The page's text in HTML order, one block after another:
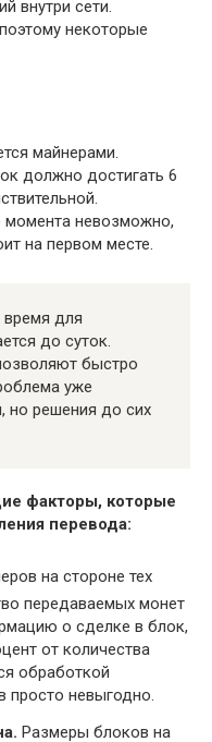
внутри сети.
некоторые
майнерами.
должно достигать 6
момента невозможно,
на первом месте.
для
до суток.
быстро
уже
но решения до сих
факторы, которые
перевода:
на стороне тех
передаваемых монет
о сделке в блок,
от количества
обработкой
просто невыгодно.
Размеры блоков на